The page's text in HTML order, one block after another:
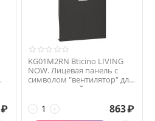
₽
KG01M2RN Bticino LIVING
NOW. Лицевая панель с
символом "вентилятор" для
выключателей и ...
+
− 863₽